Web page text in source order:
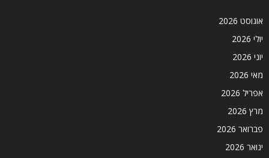
אוגוסט 2026
יולי 2026
יוני 2026
מאי 2026
אפריל 2026
מרץ 2026
פברואר 2026
ינואר 2026